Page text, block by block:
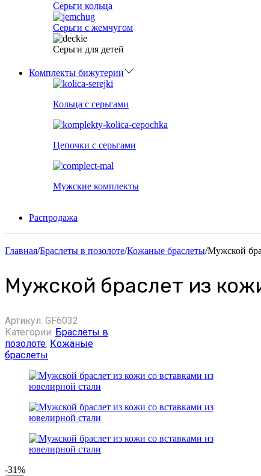
Серьги кольца
Серьги с жемчугом
Серьги для детей
Комплекты бижутерии
Кольца с серьгами
Цепочки с серьгами
Мужские комплекты
Распродажа
Главная/Браслеты в позолоте/Кожаные браслеты/Мужской
Мужской браслет из
Артикул: GF6032
Категории: Браслеты в
позолоте, Кожаные
браслеты
-31%